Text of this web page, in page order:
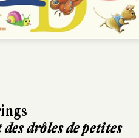
drôles de petites